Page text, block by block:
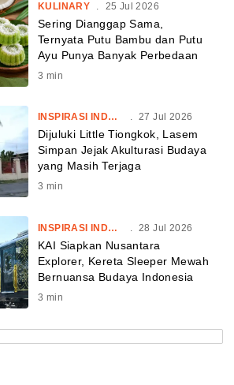
KULINARY . 25 Jul 2026
Sering Dianggap Sama,
Ternyata Putu Bambu dan Putu
Ayu Punya Banyak Perbedaan
3 min
INSPIRASI INDONESIA . 27 Jul 2026
Dijuluki Little Tiongkok, Lasem
Simpan Jejak Akulturasi Budaya
yang Masih Terjaga
3 min
INSPIRASI INDONESIA 28 Jul 2026
KAI Siapkan Nusantara
Explorer, Kereta Sleeper Mewah
Bernuansa Budaya Indonesia
3 min